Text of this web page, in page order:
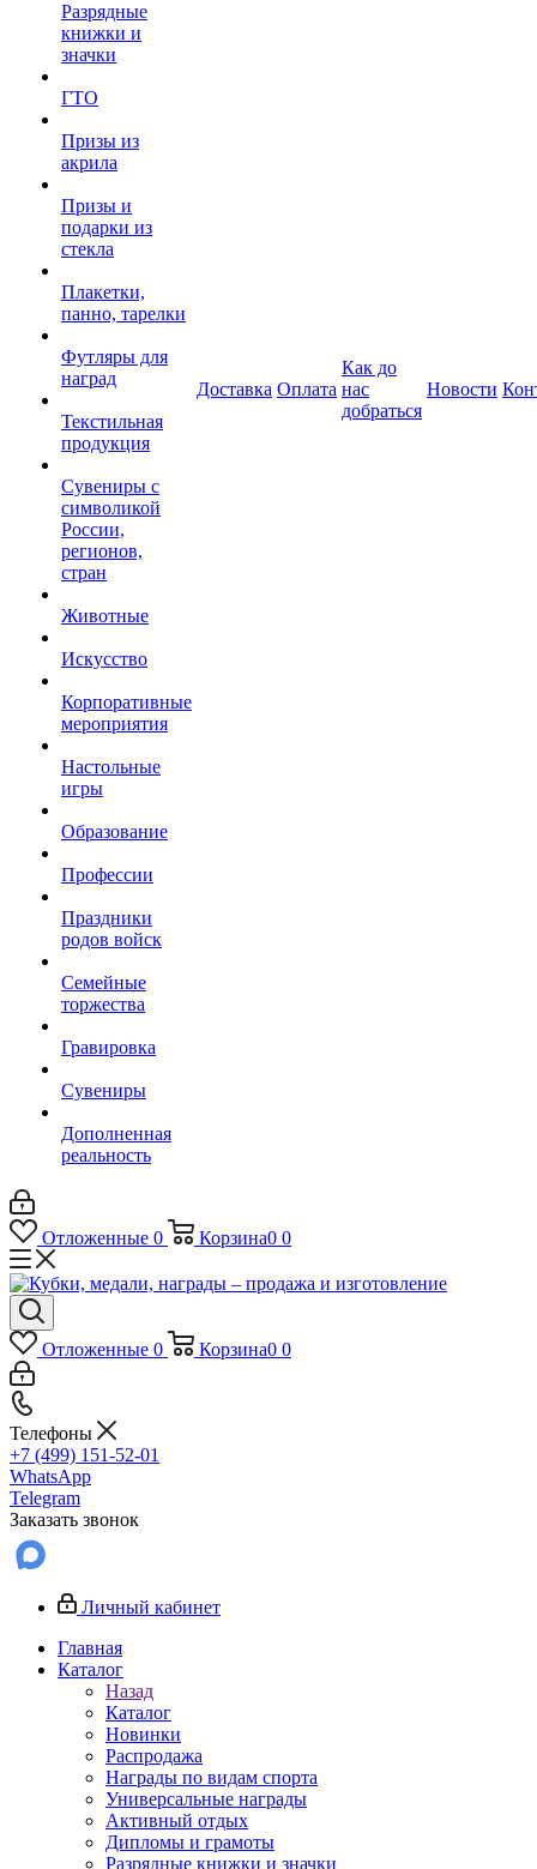
Разрядные
книжки и
значки
ГТО
Призы из
акрила
Призы и
подарки из
стекла
Плакетки,
панно, тарелки
Футляры для
наград
Текстильная
продукция
Сувениры с
символикой
России,
регионов,
стран
Животные
Искусство
Корпоративные
мероприятия
Настольные
игры
Образование
Профессии
Праздники
родов войск
Семейные
торжества
Гравировка
Сувениры
Дополненная
реальность
Доставка Оплата
Как до
нас
добраться
Новости
Отложенные 0 Корзина0 0
Отложенные 0 Корзина0 0
Телефоны
+7 (499) 151-52-01
WhatsApp
Telegram
Заказать звонок
Личный кабинет
Главная
Каталог
Назад
Каталог
Новинки
Распродажа
Награды по видам спорта
Универсальные награды
Активный отдых
Дипломы и грамоты
Разрядные книжки и значки